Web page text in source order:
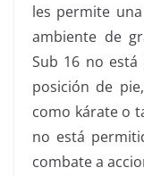
les permite
ambiente de
Sub 16 no
posición de
como kárate o
no está
combate a